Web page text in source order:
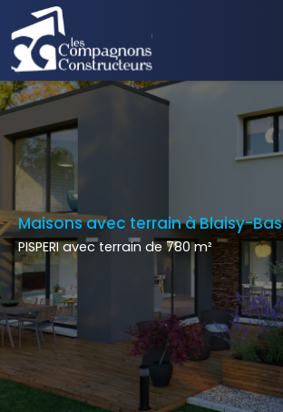
Maisons avec terrain à Blaisy-Bas
PISPERI avec terrain de 780 m²